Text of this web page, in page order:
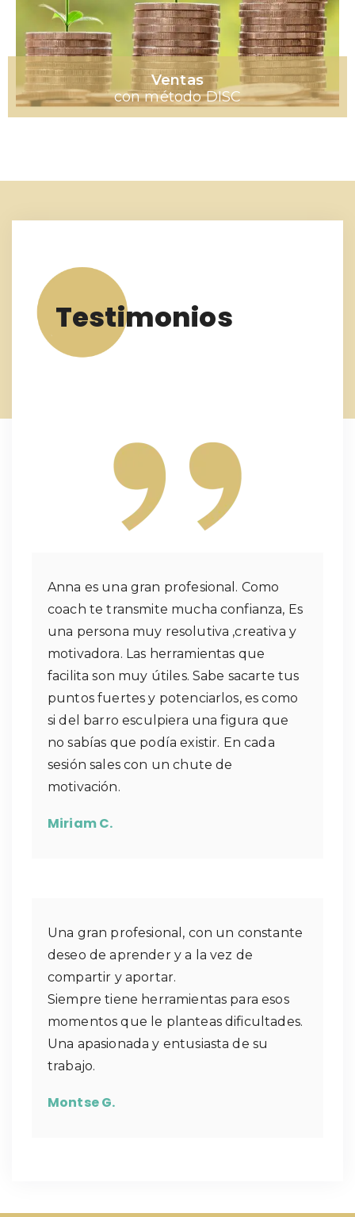
Ventas
con método DISC
Testimonios
Anna es una gran profesional. Como
coach te transmite mucha confianza, Es
una persona muy resolutiva ,creativa y
motivadora. Las herramientas que
facilita son muy útiles. Sabe sacarte tus
puntos fuertes y potenciarlos, es como
si del barro esculpiera una figura que
no sabías que podía existir. En cada
sesión sales con un chute de
motivación.
Miriam C.
Una gran profesional, con un constante
deseo de aprender y a la vez de
compartir y aportar.
Siempre tiene herramientas para esos
momentos que le planteas dificultades.
Una apasionada y entusiasta de su
trabajo.
Montse G.